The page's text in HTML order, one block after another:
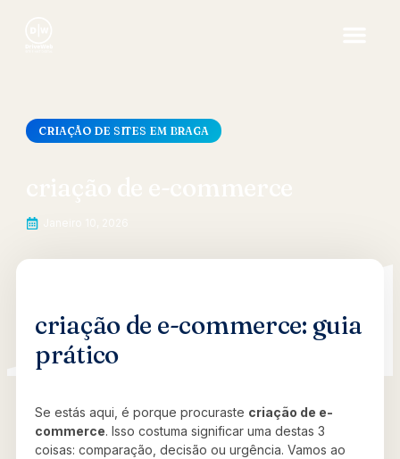
CRIAÇÃO DE SITES EM BRAGA
criação de e-commerce: guia
prático
Se estás aqui, é porque procuraste criação de e-
commerce. Isso costuma significar uma destas 3
coisas: comparação, decisão ou urgência. Vamos ao